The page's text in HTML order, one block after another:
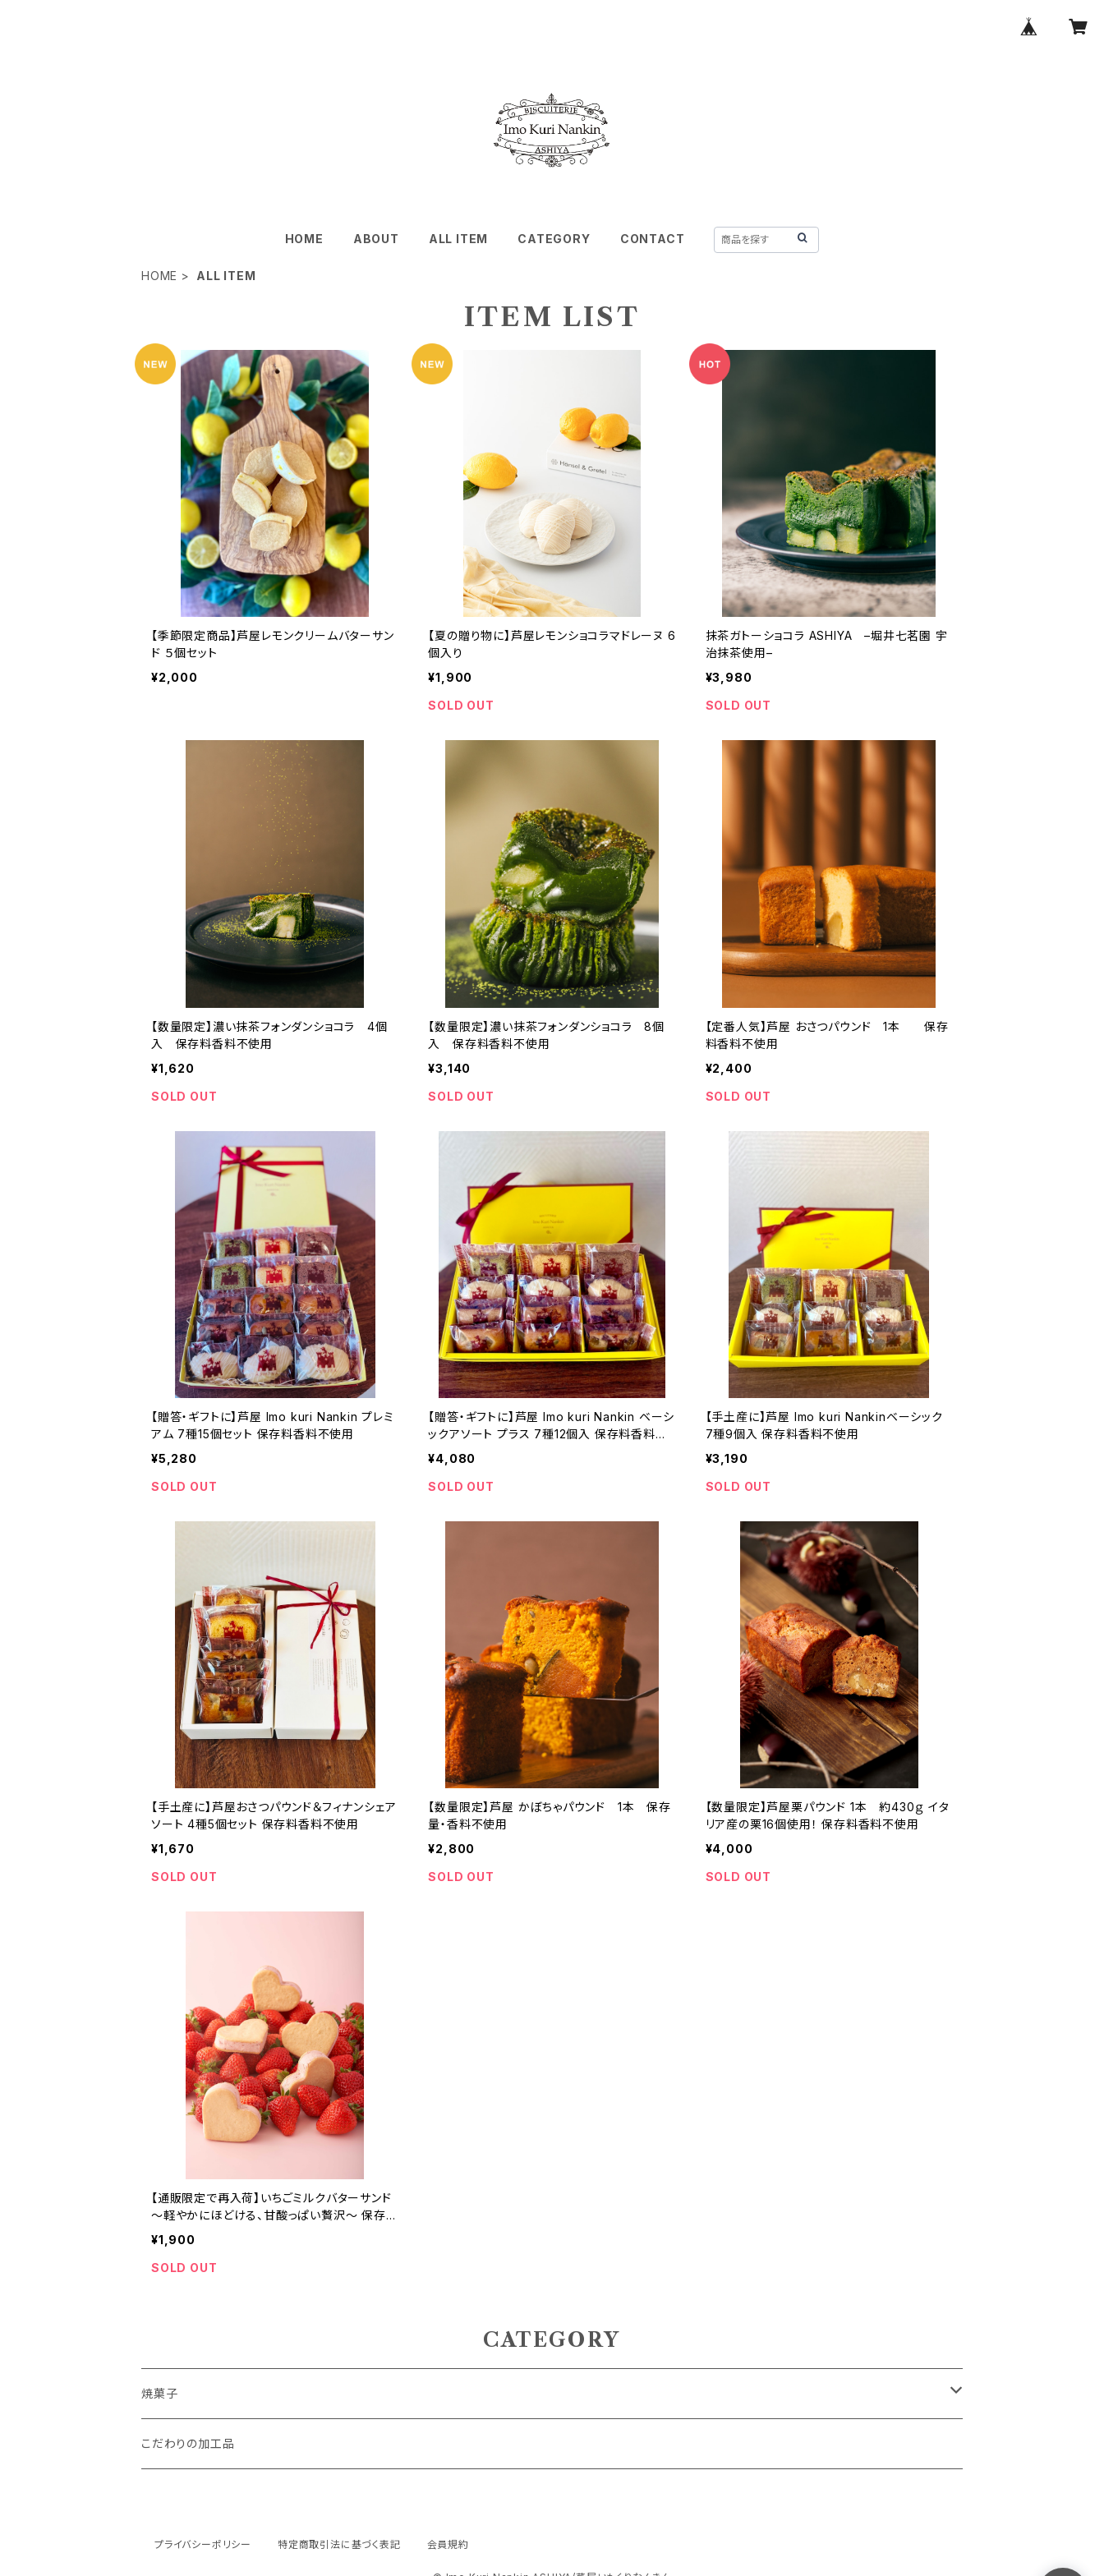
HOME ABOUT ALL ITEM CATEGORY CONTACT
HOME ALL ITEM
ITEM LIST
【季節限定商品】芦屋レモンクリームバターサン
ド ５個セット
¥2,000
【夏の贈り物に】芦屋レモンショコラマドレーヌ 6
個入り
¥1,900
SOLD OUT
抹茶ガトーショコラ ASHIYA –堀井七茗園 宇
治抹茶使用–
¥3,980
SOLD OUT
【数量限定】濃い抹茶フォンダンショコラ 4個
入 保存料香料不使用
¥1,620
SOLD OUT
【数量限定】濃い抹茶フォンダンショコラ 8個
入 保存料香料不使用
¥3,140
SOLD OUT
【定番人気】芦屋 おさつパウンド 1本 保存
料香料不使用
¥2,400
SOLD OUT
【贈答・ギフトに】芦屋 Imo kuri Nankin プレミ
アム 7種15個セット 保存料香料不使用
¥5,280
SOLD OUT
【贈答・ギフトに】芦屋 Imo kuri Nankin ベーシ
ックアソート プラス 7種12個入 保存料香料不
使用
¥4,080
SOLD OUT
【手土産に】芦屋 Imo kuri Nankinベーシック
7種9個入 保存料香料不使用
¥3,190
SOLD OUT
【手土産に】芦屋おさつパウンド＆フィナンシェア
ソート 4種5個セット 保存料香料不使用
¥1,670
SOLD OUT
【数量限定】芦屋 かぼちゃパウンド 1本 保存
量・香料不使用
¥2,800
SOLD OUT
【数量限定】芦屋栗パウンド 1本 約430ｇ イタ
リア産の栗16個使用！ 保存料香料不使用
¥4,000
SOLD OUT
【通販限定で再入荷】いちごミルクバターサンド
～軽やかにほどける、甘酸っぱい贅沢～ 保存料
香料不使用
¥1,900
SOLD OUT
CATEGORY
焼菓子
パウンドケーキ
フィナンシェ
こだわりの加工品
プライバシーポリシー 特定商取引法に基づく表記 会員規約